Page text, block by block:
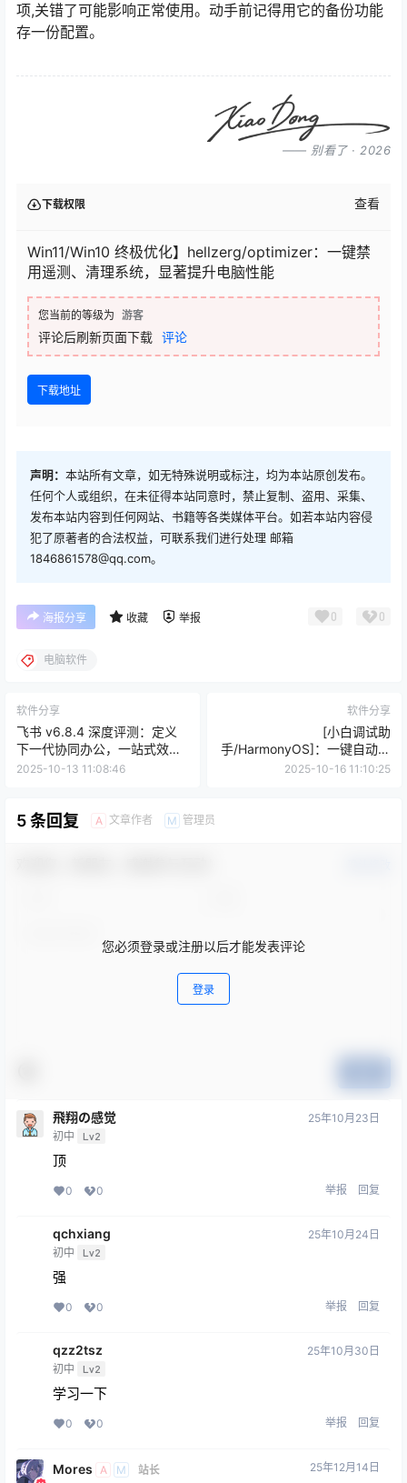
项,关错了可能影响正常使用。动手前记得用它的备份功能
存一份配置。
—— 别看了 · 2026
下载权限 查看
Win11/Win10 终极优化】hellzerg/optimizer：一键禁
用遥测、清理系统，显著提升电脑性能
您当前的等级为 游客
评论后刷新页面下载 评论
下载地址
声明： 本站所有文章，如无特殊说明或标注，均为本站原创发布。
任何个人或组织，在未征得本站同意时，禁止复制、盗用、采集、
发布本站内容到任何网站、书籍等各类媒体平台。如若本站内容侵
犯了原著者的合法权益，可联系我们进行处理 邮箱
1846861578@qq.com。
海报分享 收藏 举报 0 0
电脑软件
软件分享
飞书 v6.8.4 深度评测：定义
下一代协同办公，一站式效率
提升指南
2025-10-13 11:08:46
软件分享
[小白调试助
手/HarmonyOS]：一键自动化
安装/部署工具，告别繁琐配置
2025-10-16 11:10:25
5 条回复 A 文章作者 M 管理员
您必须登录或注册以后才能发表评论
登录
飛翔の感觉
初中 Lv2
25年10月23日
顶
0 0 举报 回复
qchxiang
初中 Lv2
25年10月24日
强
0 0 举报 回复
qzz2tsz
初中 Lv2
25年10月30日
学习一下
0 0 举报 回复
Mores A M 站长 25年12月14日